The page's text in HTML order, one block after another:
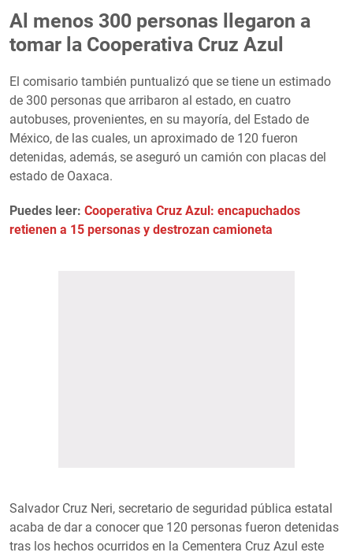
Al menos 300 personas llegaron a
tomar la Cooperativa Cruz Azul
El comisario también puntualizó que se tiene un estimado
de 300 personas que arribaron al estado, en cuatro
autobuses, provenientes, en su mayoría, del Estado de
México, de las cuales, un aproximado de 120 fueron
detenidas, además, se aseguró un camión con placas del
estado de Oaxaca.
Puedes leer: Cooperativa Cruz Azul: encapuchados
retienen a 15 personas y destrozan camioneta
Salvador Cruz Neri, secretario de seguridad pública estatal
acaba de dar a conocer que 120 personas fueron detenidas
tras los hechos ocurridos en la Cementera Cruz Azul este